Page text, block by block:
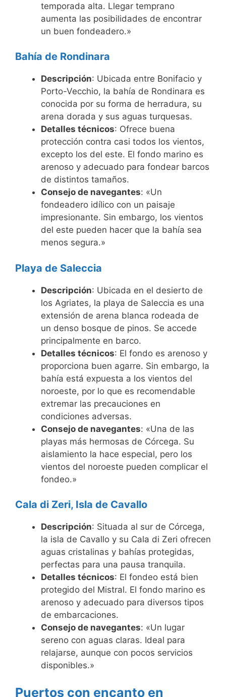
temporada alta. Llegar temprano
aumenta las posibilidades de encontrar
un buen fondeadero.»
Bahía de Rondinara
Descripción: Ubicada entre Bonifacio y
Porto-Vecchio, la bahía de Rondinara es
conocida por su forma de herradura, su
arena dorada y sus aguas turquesas.
Detalles técnicos: Ofrece buena
protección contra casi todos los vientos,
excepto los del este. El fondo marino es
arenoso y adecuado para fondear barcos
de distintos tamaños.
Consejo de navegantes: «Un
fondeadero idílico con un paisaje
impresionante. Sin embargo, los vientos
del este pueden hacer que la bahía sea
menos segura.»
Playa de Saleccia
Descripción: Ubicada en el desierto de
los Agriates, la playa de Saleccia es una
extensión de arena blanca rodeada de
un denso bosque de pinos. Se accede
principalmente en barco.
Detalles técnicos: El fondo es arenoso y
proporciona buen agarre. Sin embargo, la
bahía está expuesta a los vientos del
noroeste, por lo que es recomendable
extremar las precauciones en
condiciones adversas.
Consejo de navegantes: «Una de las
playas más hermosas de Córcega. Su
aislamiento la hace especial, pero los
vientos del noroeste pueden complicar el
fondeo.»
Cala di Zeri, Isla de Cavallo
Descripción: Situada al sur de Córcega,
la isla de Cavallo y su Cala di Zeri ofrecen
aguas cristalinas y bahías protegidas,
perfectas para una pausa tranquila.
Detalles técnicos: El fondeo está bien
protegido del Mistral. El fondo marino es
arenoso y adecuado para diversos tipos
de embarcaciones.
Consejo de navegantes: «Un lugar
sereno con aguas claras. Ideal para
relajarse, aunque con pocos servicios
disponibles.»
Puertos con encanto en